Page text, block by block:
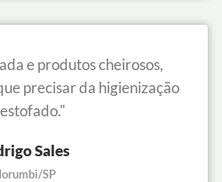
e produtos cheirosos,
precisar da higienização
Sales
SP